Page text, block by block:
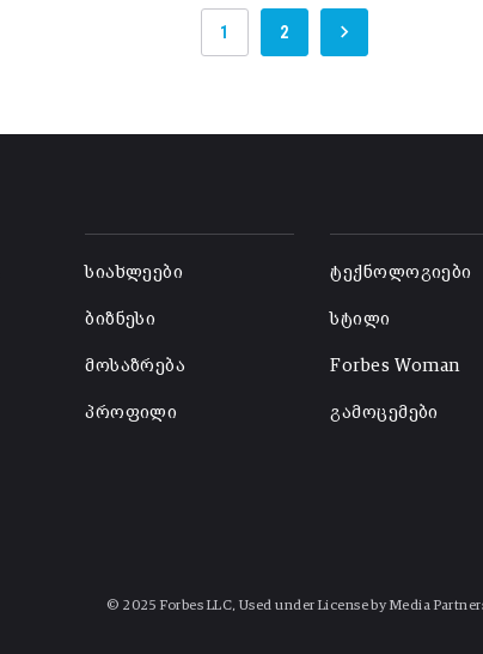
1 2
სიახლეები
ბიზნესი
მოსაზრება
პროფილი
ტექნოლოგიები
სტილი
Forbes Woman
გამოცემები
© 2025 Forbes LLC, Used under License by Media